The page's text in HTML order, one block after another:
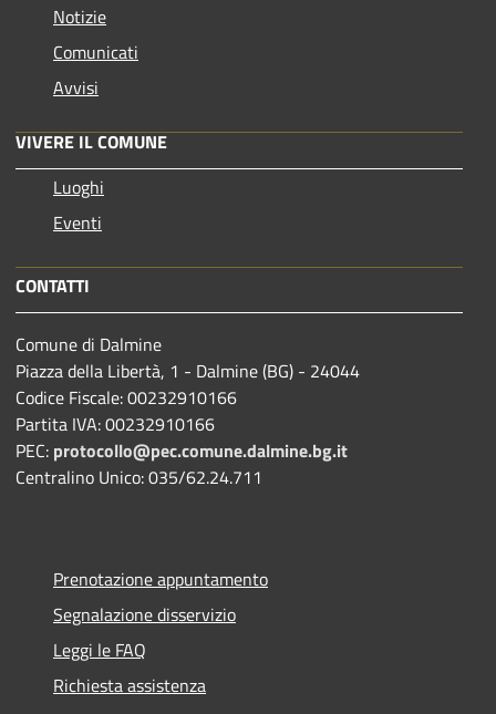
Notizie
Comunicati
Avvisi
VIVERE IL COMUNE
Luoghi
Eventi
CONTATTI
Comune di Dalmine
Piazza della Libertà, 1 - Dalmine (BG) - 24044
Codice Fiscale: 00232910166
Partita IVA: 00232910166
PEC: protocollo@pec.comune.dalmine.bg.it
Centralino Unico: 035/62.24.711
Prenotazione appuntamento
Segnalazione disservizio
Leggi le FAQ
Richiesta assistenza